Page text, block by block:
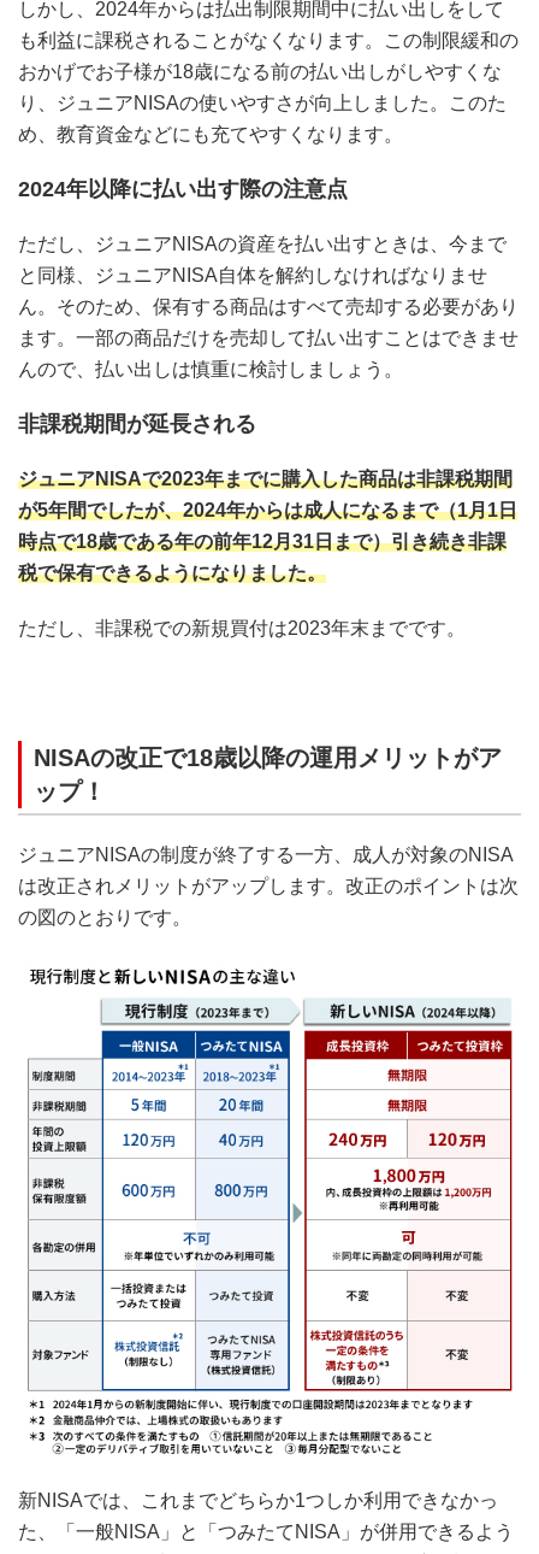
しかし、2024年からは払出制限期間中に払い出しをして
も利益に課税されることがなくなります。この制限緩和の
おかげでお子様が18歳になる前の払い出しがしやすくな
り、ジュニアNISAの使いやすさが向上しました。このた
め、教育資金などにも充てやすくなります。
2024年以降に払い出す際の注意点
ただし、ジュニアNISAの資産を払い出すときは、今まで
と同様、ジュニアNISA自体を解約しなければなりませ
ん。そのため、保有する商品はすべて売却する必要があり
ます。一部の商品だけを売却して払い出すことはできませ
んので、払い出しは慎重に検討しましょう。
非課税期間が延長される
ジュニアNISAで2023年までに購入した商品は非課税期間
が5年間でしたが、2024年からは成人になるまで（1月1日
時点で18歳である年の前年12月31日まで）引き続き非課
税で保有できるようになりました。
ただし、非課税での新規買付は2023年末までです。
NISAの改正で18歳以降の運用メリットがア
ップ！
ジュニアNISAの制度が終了する一方、成人が対象のNISA
は改正されメリットがアップします。改正のポイントは次
の図のとおりです。
新NISAでは、これまでどちらか1つしか利用できなかっ
た、「一般NISA」と「つみたてNISA」が併用できるよう